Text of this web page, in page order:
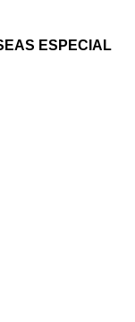
ESPECIAL